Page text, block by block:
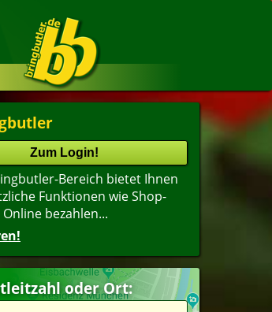
Bereich bietet Ihnen
Funktionen wie Shop-
bezahlen...
oder Ort: